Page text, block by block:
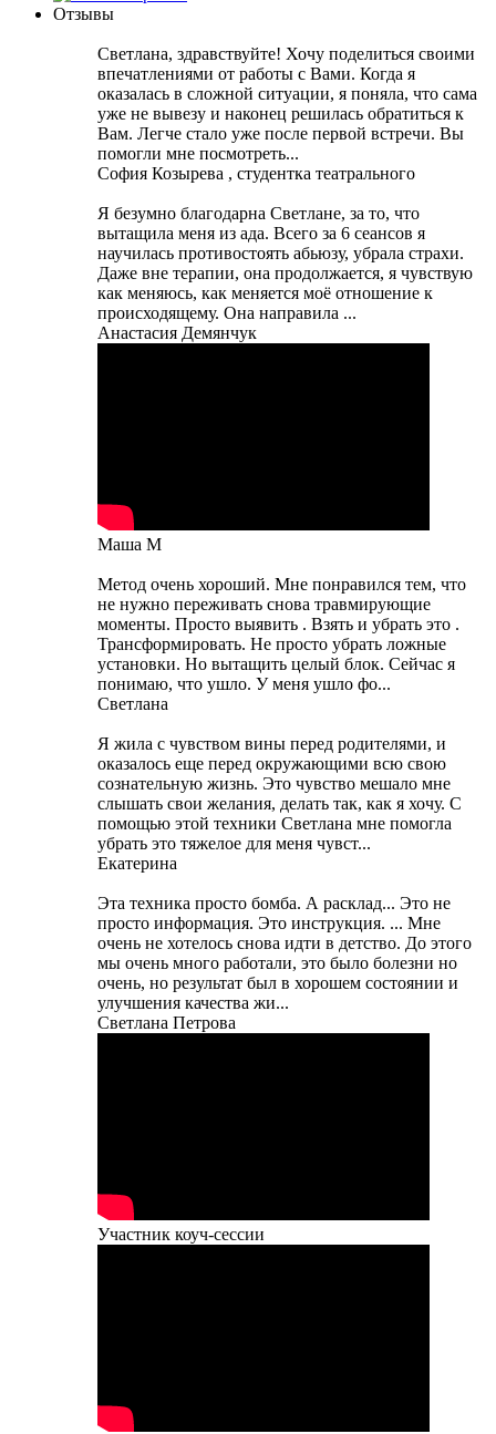
Отзывы
Светлана, здравствуйте! Хочу поделиться своими
впечатлениями от работы с Вами. Когда я
оказалась в сложной ситуации, я поняла, что сама
уже не вывезу и наконец решилась обратиться к
Вам. Легче стало уже после первой встречи. Вы
помогли мне посмотреть...
София Козырева , студентка театрального
Я безумно благодарна Светлане, за то, что
вытащила меня из ада. Всего за 6 сеансов я
научилась противостоять абьюзу, убрала страхи.
Даже вне терапии, она продолжается, я чувствую
как меняюсь, как меняется моё отношение к
происходящему. Она направила ...
Анастасия Демянчук
Маша М
Метод очень хороший. Мне понравился тем, что
не нужно переживать снова травмирующие
моменты. Просто выявить . Взять и убрать это .
Трансформировать. Не просто убрать ложные
установки. Но вытащить целый блок. Сейчас я
понимаю, что ушло. У меня ушло фо...
Светлана
Я жила с чувством вины перед родителями, и
оказалось еще перед окружающими всю свою
сознательную жизнь. Это чувство мешало мне
слышать свои желания, делать так, как я хочу. С
помощью этой техники Светлана мне помогла
убрать это тяжелое для меня чувст...
Екатерина
Эта техника просто бомба. А расклад... Это не
просто информация. Это инструкция. ... Мне
очень не хотелось снова идти в детство. До этого
мы очень много работали, это было болезни но
очень, но результат был в хорошем состоянии и
улучшения качества жи...
Светлана Петрова
Участник коуч-сессии